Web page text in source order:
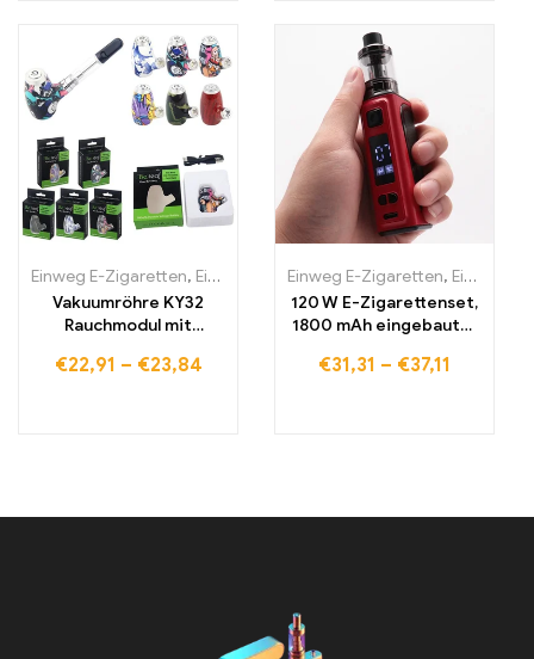
Einweg E-Zigaretten, Einweg-E-Zigaretten Litauen ,Einweg-E-
Vakuumröhre KY32
Rauchmodul mit
€22,91 – €23,84
Einweg E-Zigaretten, Einweg-E-Zigaretten Litauen
120 W E-Zigarettenset,
1800 mAh eingebauter
€31,31 – €37,11